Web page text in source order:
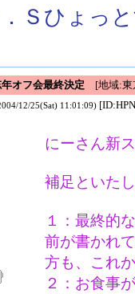
．Ｓひょっ
オフ会最終決定 [地域:東
12/25(Sat) 11:01:09)
にーさん新
補足といた
１：最終的
前が書かれ
方も、これ
２：お食事